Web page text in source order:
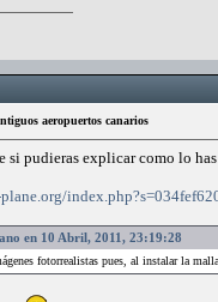
aeropuertos canarios
si pudieras explicar como lo
en 10 Abril, 2011, 23:19:28
fotorrealistas pues, al instalar la